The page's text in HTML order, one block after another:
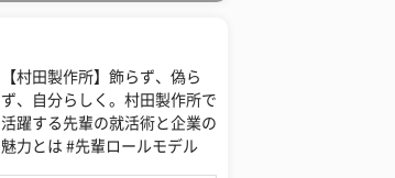
【村田製作所】飾らず、偽ら
ず、自分らしく。村田製作所で
活躍する先輩の就活術と企業の
魅力とは #先輩ロールモデル